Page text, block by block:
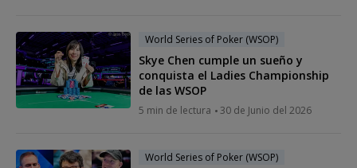
World Series of Poker (WSOP)
Skye Chen cumple un sueño y
conquista el Ladies Championship
de las WSOP
5 min de lectura 30 de Junio del 2026
World Series of Poker (WSOP)